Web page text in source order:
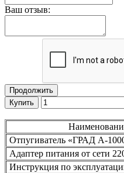
Ваш отзыв:
Продолжить
Купить
Отпугиватель «ГРАД А-
Адаптер питания от сети
Инструкция по